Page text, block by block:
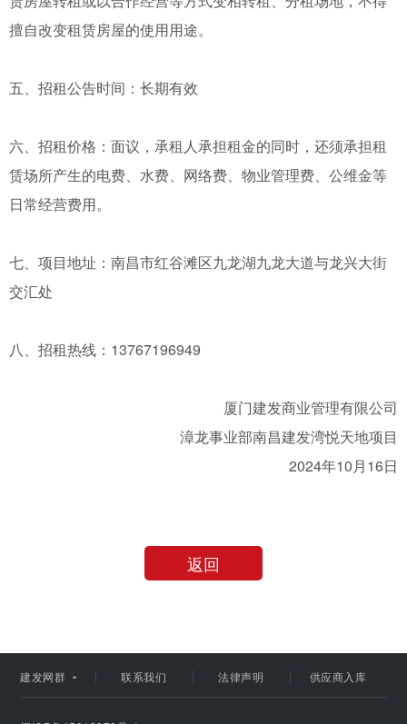
擅自改变租赁房屋的使用用途。
五、招租公告时间：长期有效
六、招租价格：面议，承租人承担租金的同时，还须承担租
赁场所产生的电费、水费、网络费、物业管理费、公维金等
日常经营费用。
七、项目地址：南昌市红谷滩区九龙湖九龙大道与龙兴大街
交汇处
八、招租热线：13767196949
厦门建发商业管理有限公司
漳龙事业部南昌建发湾悦天地项目
2024年10月16日
返回
建发网群  联系我们 法律声明 供应商入库